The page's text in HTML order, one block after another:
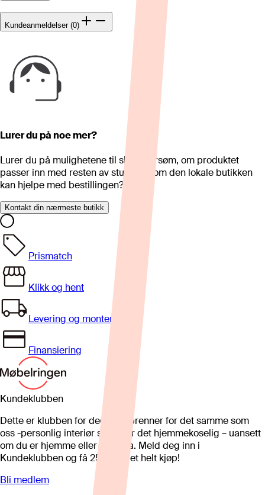
Kundeanmeldelser (0)
Lurer du på noe mer?
Lurer du på mulighetene til skreddersøm, om produktet
passer inn med resten av stua eller om den lokale butikken
kan hjelpe med bestillingen?
Kontakt din nærmeste butikk
Prismatch
Klikk og hent
Levering og montering
Finansiering
Kundeklubben
Dette er klubben for deg som brenner for det samme som
oss -personlig interiør som gjør det hjemmekoselig – uansett
om du er hjemme eller på hytta. Meld deg inn i
Kundeklubben og få 25%* på et helt kjøp!
Bli medlem